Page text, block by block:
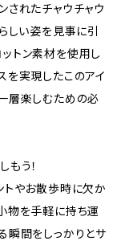
されたチャウチャウ
しい姿を見事に引
トン素材を使用し
を実現したこのアイ
層楽しむための必
う！
トやお散歩時に欠か
物を手軽に持ち運
瞬間をしっかりとサ